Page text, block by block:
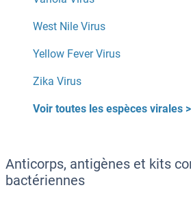
West Nile Virus
Yellow Fever Virus
Zika Virus
Voir toutes les espèces virales
Anticorps, antigènes et kits
bactériennes